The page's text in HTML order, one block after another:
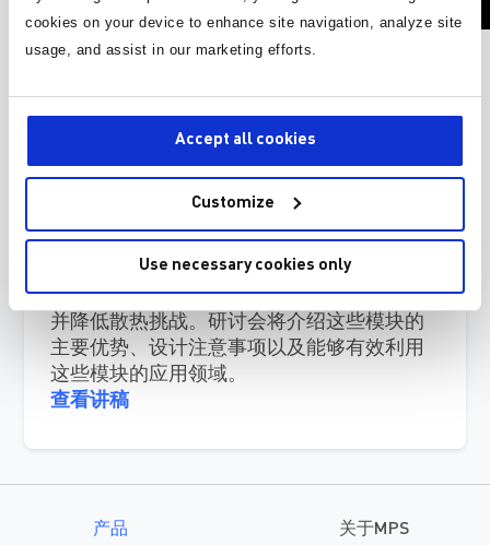
cookies on your device to enhance site navigation, analyze site
usage, and assist in our marketing efforts.
Accept all cookies
Customize
Use necessary cookies only
利用多输出电源模块实现无可比
拟的功率密度
本次线上研讨会将分享 MPS 在多输出电源模
电子系统的功率密度。我们将探讨这些模块
如何帮助设计人员实现更高的电源效率和更
大的灵活性，同时最大限度地减小占位空间
并降低散热挑战。研讨会将介绍这些模块的
主要优势、设计注意事项以及能够有效利用
这些模块的应用领域。
查看讲稿
产品 关于MPS